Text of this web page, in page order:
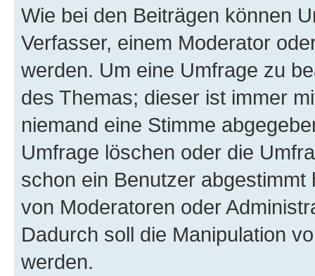
Wie bei den Beiträgen können
Verfasser, einem Moderator
werden. Um eine Umfrage zu
des Themas; dieser ist immer
niemand eine Stimme
Umfrage löschen oder die
schon ein Benutzer
von Moderatoren oder
Dadurch soll die Manipulation
werden.